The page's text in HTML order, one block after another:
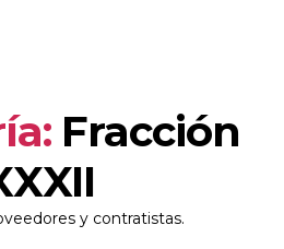
Fracción
y contratistas.